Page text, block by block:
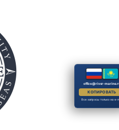
office@river-
КОПИРОВАТЬ
Все запросы только на e-